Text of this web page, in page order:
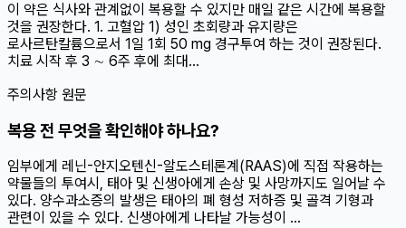
이 약은 식사와 관계없이 복용할 수 있지만 매일 같은 시간에 복용할
것을 권장한다. 1. 고혈압 1) 성인 초회량과 유지량은
로사르탄칼륨으로서 1일 1회 50 mg 경구투여 하는 것이 권장된다.
치료 시작 후 3 ∼ 6주 후에 최대...
주의사항 원문
복용 전 무엇을 확인해야 하나요?
임부에게 레닌-안지오텐신-알도스테론계(RAAS)에 직접 작용하는
약물들의 투여시, 태아 및 신생아에게 손상 및 사망까지도 일어날 수
있다. 양수과소증의 발생은 태아의 폐 형성 저하증 및 골격 기형과
관련이 있을 수 있다. 신생아에게 나타날 가능성이 ...